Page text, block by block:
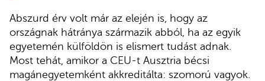
Abszurd érv volt már az elején is, hogy az
országnak hátránya származik abból, ha az egyik
egyetemén külföldön is elismert tudást adnak.
Most tehát, amikor a CEU-t Ausztria bécsi
magánegyetemként akkreditálta: szomorú vagyok.